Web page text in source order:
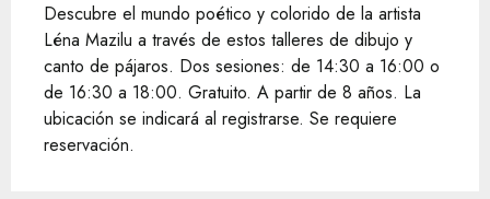
Descubre el mundo poético y colorido de la artista
Léna Mazilu a través de estos talleres de dibujo y
canto de pájaros. Dos sesiones: de 14:30 a 16:00 o
de 16:30 a 18:00. Gratuito. A partir de 8 años. La
ubicación se indicará al registrarse. Se requiere
reservación.